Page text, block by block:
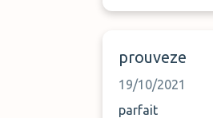
prouveze
19/10/2021
parfait